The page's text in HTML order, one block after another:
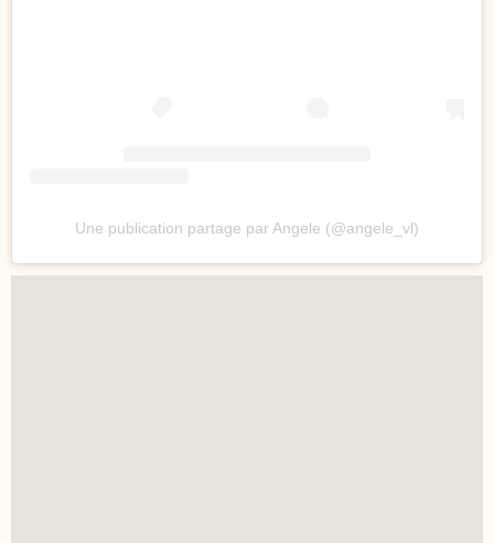
Une publication partage par Angele (@angele_vl)